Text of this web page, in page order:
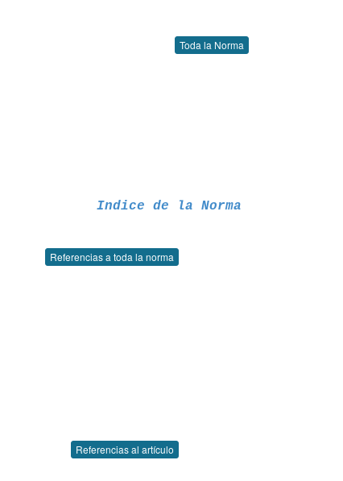
Toda la Norma
Indice de la Norma
Referencias a toda la norma
Referencias al artículo